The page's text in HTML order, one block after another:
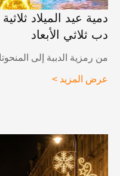
عيد الميلاد
ثلاثي الأبعاد
رمزية الدببة إلى المنحوتات
المزيد >